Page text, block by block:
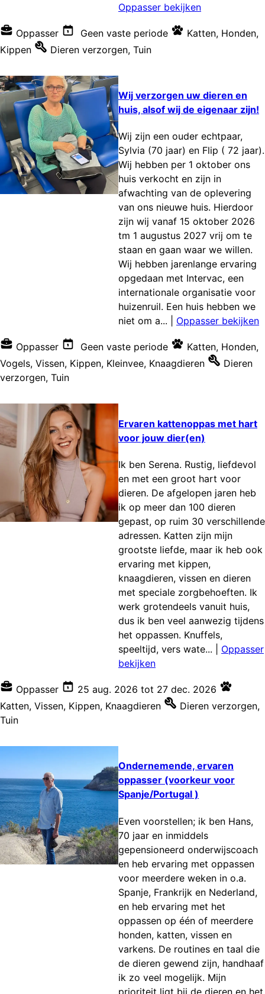
Oppasser bekijken
Oppasser Geen vaste periode Katten, Honden,
Kippen
Dieren verzorgen, Tuin
Wij verzorgen uw dieren en
huis, alsof wij de eigenaar zijn!
Wij zijn een ouder echtpaar,
Sylvia (70 jaar) en Flip ( 72 jaar).
Wij hebben per 1 oktober ons
huis verkocht en zijn in
afwachting van de oplevering
van ons nieuwe huis. Hierdoor
zijn wij vanaf 15 oktober 2026
tm 1 augustus 2027 vrij om te
staan en gaan waar we willen.
Wij hebben jarenlange ervaring
opgedaan met Intervac, een
internationale organisatie voor
huizenruil. Een huis hebben we
niet om a...
Oppasser bekijken
Oppasser Geen vaste periode Katten, Honden,
Vogels, Vissen, Kippen, Kleinvee, Knaagdieren
Dieren
verzorgen, Tuin
Ervaren kattenoppas met hart
voor jouw dier(en)
Ik ben Serena. Rustig, liefdevol
en met een groot hart voor
dieren. De afgelopen jaren heb
ik op meer dan 100 dieren
gepast, op ruim 30 verschillende
adressen. Katten zijn mijn
grootste liefde, maar ik heb ook
ervaring met kippen,
knaagdieren, vissen en dieren
met speciale zorgbehoeften. Ik
werk grotendeels vanuit huis,
dus ik ben veel aanwezig tijdens
het oppassen. Knuffels,
speeltijd, vers wate...
Oppasser
bekijken
Oppasser 25 aug. 2026 tot 27 dec. 2026
Katten, Vissen, Kippen, Knaagdieren Dieren verzorgen,
Tuin
Ondernemende, ervaren
oppasser (voorkeur voor
Spanje/Portugal )
Even voorstellen; ik ben Hans,
70 jaar en inmiddels
gepensioneerd onderwijscoach
en heb ervaring met oppassen
voor meerdere weken in o.a.
Spanje, Frankrijk en Nederland,
en heb ervaring met het
oppassen op één of meerdere
honden, katten, vissen en
varkens. De routines en taal die
de dieren gewend zijn, handhaaf
ik zo veel mogelijk. Mijn
prioriteit ligt bij de dieren en het